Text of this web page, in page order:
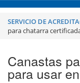
SERVICIO DE
para chatarra
Canastas
para usar